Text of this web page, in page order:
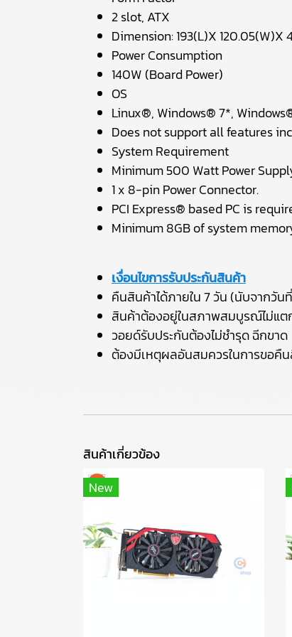
2 slot, ATX
Dimension: 193(L)X 120.05(W)X
Power Consumption
140W (Board Power)
OS
Linux®, Windows® 7*,
Does not support all features
System Requirement
Minimum 500 Watt Power
1 x 8-pin Power Connector.
PCI Express® based PC is
Minimum 8GB of system
เงื่อนไขการรับประกันสินค้า
คืนสินค้าได้ภายใน 7 วัน (นับจากวัน
สินค้าต้องอยู่ในสภาพสมบูรณ์ไม่แต
วอยด์รับประกันต้องไม่ชำรุด ฉีกขาด
ต้องมีเหตุผลอันสมควรในการขอคื
สินค้าเกี่ยวข้อง
New